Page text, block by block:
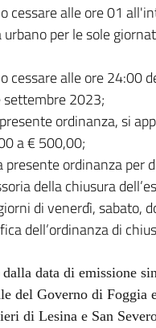
cessare alle ore 01
per le sole
cessare alle ore 24:00
settembre 2023;
ordinanza, si
a € 500,00;
presente ordinanza per
della chiusura
di venerdì, sabato,
dell’ordinanza di
data di emissione
del Governo di Foggia
di Lesina e San